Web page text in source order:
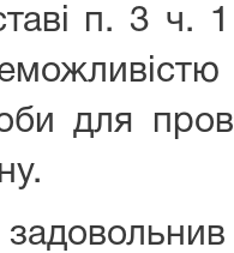
п. 3 ч.
для